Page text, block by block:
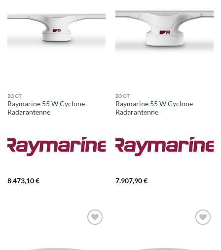
BOOT
Raymarine 55 W Cyclone
Radarantenne
8.473,10€
BOOT
Raymarine 55 W Cyclone
Radarantenne
7.907,90€